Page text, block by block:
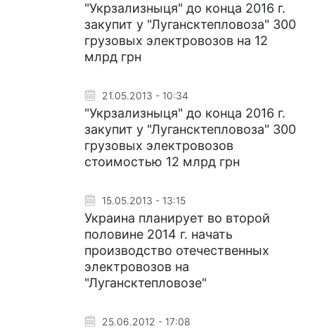
"Укрзализныця" до конца 2016 г.
закупит у "Лугансктепловоза" 300
грузовых электровозов на 12
млрд грн
21.05.2013 - 10:34
"Укрзализныця" до конца 2016 г.
закупит у "Лугансктепловоза" 300
грузовых электровозов
стоимостью 12 млрд грн
15.05.2013 - 13:15
Украина планирует во второй
половине 2014 г. начать
производство отечественных
электровозов на
"Лугансктепловозе"
25.06.2012 - 17:08